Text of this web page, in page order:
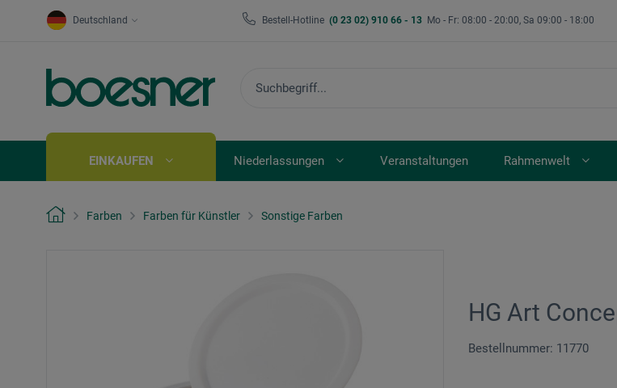
Deutschland Bestell-Hotline (0 23 02) 910 66 - 13 Mo - Fr: 08:00 - 20:00, Sa 09:00 - 18:00
EINKAUFEN Niederlassungen Veranstaltungen Rahmenwelt
Farben Farben für Künstler Sonstige Farben
HG Art
Bestellnummer: 11770